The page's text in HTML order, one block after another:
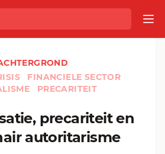
FINANCIELE SECTOR
PRECARITEIT
autoritarisme